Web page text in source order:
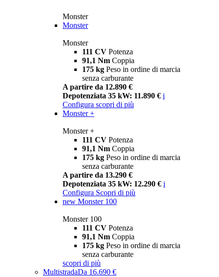
Monster
Monster
Monster
111 CV Potenza
91,1 Nm Coppia
175 kg Peso in ordine di marcia
senza carburante
A partire da 12.890 €
Depotenziata 35 kW: 11.890 € i
Configura scopri di più
Monster +
Monster +
111 CV Potenza
91,1 Nm Coppia
175 kg Peso in ordine di marcia
senza carburante
A partire da 13.290 €
Depotenziata 35 kW: 12.290 € i
Configura Scopri di più
new Monster 100
Monster 100
111 CV Potenza
91,1 Nm Coppia
175 kg Peso in ordine di marcia
senza carburante
scopri di più
MultistradaDa 16.690 €